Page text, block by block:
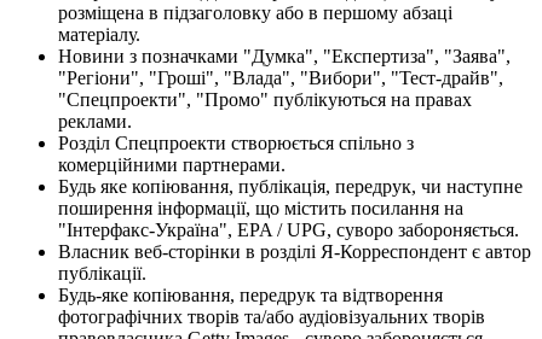
розміщена в підзаголовку або в першому абзаці
матеріалу.
Новини з позначками "Думка", "Експертиза", "Заява",
"Регіони", "Гроші", "Влада", "Вибори", "Тест-драйв",
"Спецпроекти", "Промо" публікуються на правах
реклами.
Розділ Спецпроекти створюється спільно з
комерційними партнерами.
Будь яке копіювання, публікація, передрук, чи наступне
поширення інформації, що містить посилання на
"Інтерфакс-Україна", EPA / UPG, суворо забороняється.
Власник веб-сторінки в розділі Я-Корреспондент є автор
публікації.
Будь-яке копіювання, передрук та відтворення
фотографічних творів та/або аудіовізуальних творів